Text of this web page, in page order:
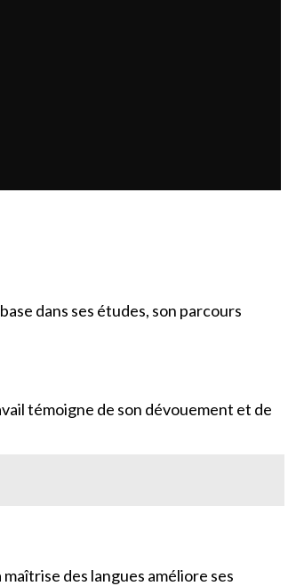
dans ses études, son parcours
témoigne de son dévouement et de
des langues améliore ses